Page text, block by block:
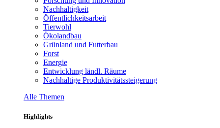
Nachhaltigkeit
Öffentlichkeitsarbeit
Tierwohl
Ökolandbau
Grünland und Futterbau
Forst
Energie
Entwicklung ländl. Räume
Nachhaltige Produktivitätssteigerung
Alle Themen
Highlights